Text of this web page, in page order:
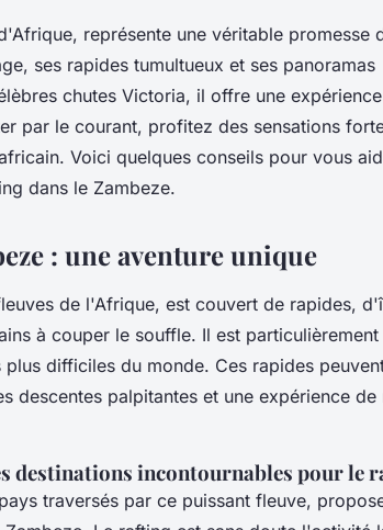
représente une véritable promesse
ses rapides tumultueux et ses panoramas
chutes Victoria, il offre une
par le courant, profitez des sensations
Voici quelques conseils pour vous
dans le Zambeze.
: une aventure unique
de l'Afrique, est couvert de rapides,
à couper le souffle. Il est
difficiles du monde. Ces rapides
descentes palpitantes et une expérience de
destinations incontournables pour le
traversés par ce puissant fleuve,